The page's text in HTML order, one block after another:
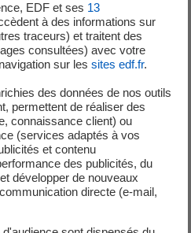
de la créance affectée aux
au sein de ces actifs.
EDF et ses 13
à des informations sur
traceurs) et traitent des
consultées) avec votre
sur les sites edf.fr.
des données de nos outils
permettent de réaliser des
connaissance client) ou
(services adaptés à vos
et contenu
des publicités, du
développer de nouveaux
directe (e-mail,